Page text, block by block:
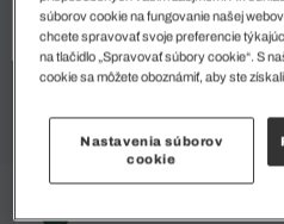
%
súborov cookie na fungovanie našej
chcete spravovať svoje preferencie
na tlačidlo „Spravovať súbory cookie“. S
cookie sa môžete oboznámiť, aby ste
Nastavenia súborov
cookie